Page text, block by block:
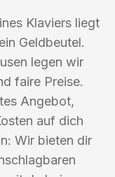
Klaviers liegt
Geldbeutel.
legen wir
faire Preise.
Angebot,
auf dich
Wir bieten dir